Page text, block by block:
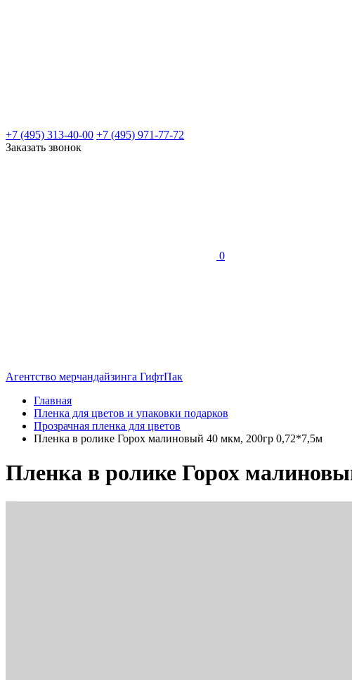
+7 (495) 313-40-00 +7 (495) 971-77-72
Заказать звонок
0
Агентство мерчандайзинга ГифтПак
Главная
Пленка для цветов и упаковки подарков
Прозрачная пленка для цветов
Пленка в ролике Горох малиновый 40 мкм, 200гр 0,72*7,5м
Пленка в ролике Горох